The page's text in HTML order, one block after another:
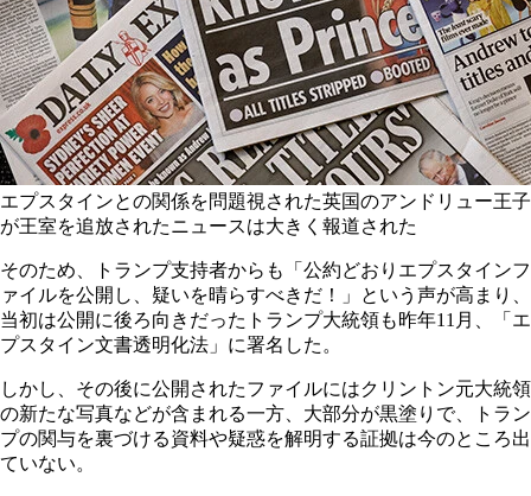
エプスタインとの関係を問題視された英国のアンドリュー王子
が王室を追放されたニュースは大きく報道された
そのため、トランプ支持者からも「公約どおりエプスタインフ
ァイルを公開し、疑いを晴らすべきだ！」という声が高まり、
当初は公開に後ろ向きだったトランプ大統領も昨年11月、「エ
プスタイン文書透明化法」に署名した。
しかし、その後に公開されたファイルにはクリントン元大統領
の新たな写真などが含まれる一方、大部分が黒塗りで、トラン
プの関与を裏づける資料や疑惑を解明する証拠は今のところ出
ていない。